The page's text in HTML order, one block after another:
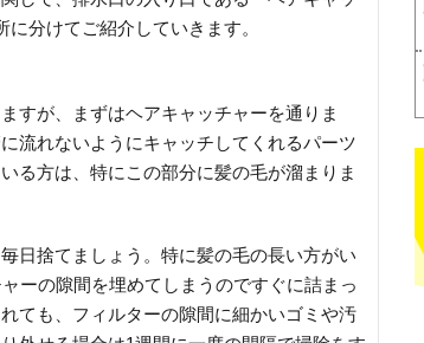
分けてご紹介していきます。
すが、まずはヘアキャッチャーを通りま
流れないようにキャッチしてくれるパーツ
る方は、特にこの部分に髪の毛が溜まりま
日捨てましょう。特に髪の毛の長い方がい
ーの隙間を埋めてしまうのですぐに詰まっ
ても、フィルターの隙間に細かいゴミや汚